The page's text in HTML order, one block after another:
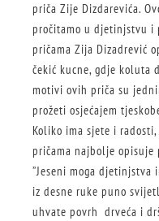
priča Zije Dizdarevića.
pročitamo u djetinjstvu i
pričama Zija Dizadrević
čekić kucne, gdje koluta
motivi ovih priča su
prožeti osjećajem
Koliko ima sjete i
pričama najbolje opisuje
”Jeseni moga
iz desne ruke puno
uhvate povrh drveća i